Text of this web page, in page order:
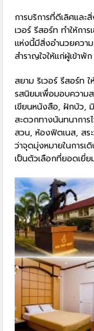
การบริการที่ดีเลิศแล
เวอร์ รีสอร์ท ทำให้กา
แห่งนี้มีสิ่งอำนวยความ
สำราญใจให้แก่ผู้เข้า
สยาม ริเวอร์ รีสอร์ท
รสนิยมเพื่อมอบความ
เขียนหนังสือ, ฝักบัว,
สะดวกทางนันทนาการ
สวน, ห้องฟิตเนส, สระ
ว่าจุดมุ่งหมายในการ
เป็นตัวเลือกที่ยอดเยี่